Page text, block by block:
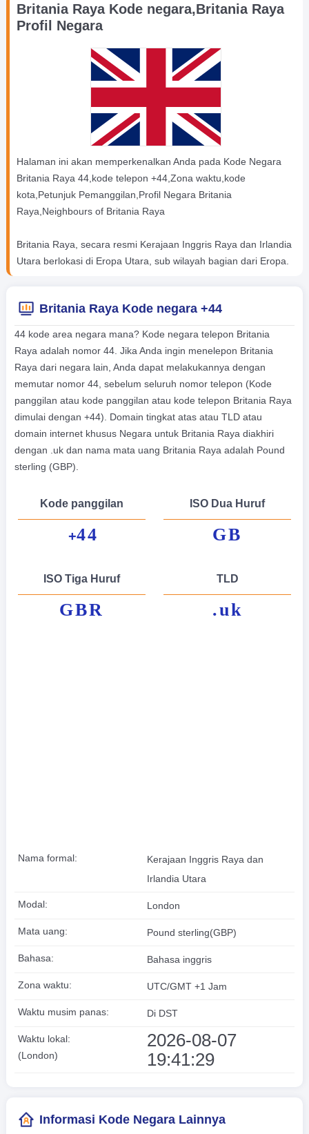
Britania Raya Kode negara,Britania Raya
Profil Negara
Halaman ini akan memperkenalkan Anda pada Kode Negara
Britania Raya 44,kode telepon +44,Zona waktu,kode
kota,Petunjuk Pemanggilan,Profil Negara Britania
Raya,Neighbours of Britania Raya
Britania Raya, secara resmi Kerajaan Inggris Raya dan Irlandia
Utara berlokasi di Eropa Utara, sub wilayah bagian dari Eropa.
Britania Raya Kode negara +44
44 kode area negara mana? Kode negara telepon Britania
Raya adalah nomor 44. Jika Anda ingin menelepon Britania
Raya dari negara lain, Anda dapat melakukannya dengan
memutar nomor 44, sebelum seluruh nomor telepon (Kode
panggilan atau kode panggilan atau kode telepon Britania Raya
dimulai dengan +44). Domain tingkat atas atau TLD atau
domain internet khusus Negara untuk Britania Raya diakhiri
dengan .uk dan nama mata uang Britania Raya adalah Pound
sterling (GBP).
Kode panggilan
+44
ISO Dua Huruf
GB
ISO Tiga Huruf
GBR
TLD
.uk
Nama formal:
Kerajaan Inggris Raya dan
Irlandia Utara
Modal: London
Mata uang: Pound sterling(GBP)
Bahasa: Bahasa inggris
Zona waktu: UTC/GMT +1 Jam
Waktu musim panas: Di DST
Waktu lokal:
(London)
2026-08-07
19:41:30
Informasi Kode Negara Lainnya